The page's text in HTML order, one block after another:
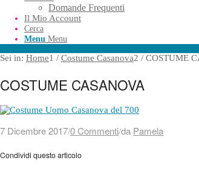
Domande Frequenti
Il Mio Account
Cerca
Menu Menu
Sei in: Home1 / Costume Casanova2 / COSTUME
COSTUME CASANOVA
7 Dicembre 2017/0 Commenti/da Pamela
Condividi questo articolo